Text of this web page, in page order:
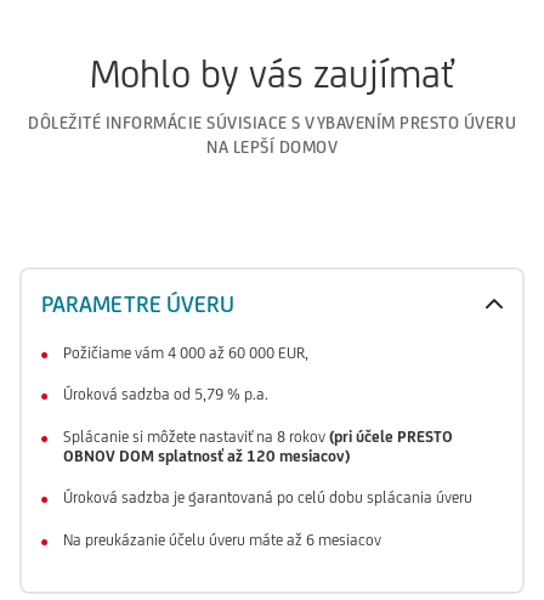
Mohlo by vás zaujímať
DÔLEŽITÉ INFORMÁCIE SÚVISIACE S VYBAVENÍM PRESTO ÚVERU
NA LEPŠÍ DOMOV
PARAMETRE ÚVERU
Požičiame vám 4 000 až 60 000 EUR,
Úroková sadzba od 5,79 % p.a.
Splácanie si môžete nastaviť na 8 rokov (pri účele PRESTO
OBNOV DOM splatnosť až 120 mesiacov)
Úroková sadzba je garantovaná po celú dobu splácania úveru
Na preukázanie účelu úveru máte až 6 mesiacov